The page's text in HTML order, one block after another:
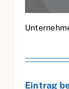
Eintrag